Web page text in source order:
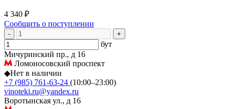
4 340 ₽
Сообщить о поступлении
- +
бут
Мичуринский пр., д 16
Ломоносовский проспект
◆Нет в наличии
+7 (985) 761-63-24 (10:00–23:00)
vinoteki.ru@yandex.ru
Воротынская ул., д 16